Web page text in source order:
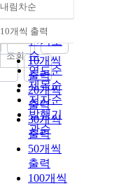
정확도
순
인기도
순
연도순
제목순
저자순
발행기
관순
내림차순
내림차순
10개씩 출력
10개씩
출력
20개씩
출력
30개씩
출력
50개씩
출력
100개씩
조회